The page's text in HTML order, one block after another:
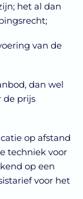
het al dan
van de
dan wel
de prijs
op afstand
techniek voor
op een
voor het